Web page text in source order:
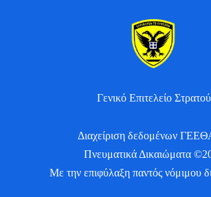
Γενικό Επιτελείο Στρατού
Διαχείριση δεδομένων
Πνευματικά Δικαιώματα
Με την επιφύλαξη παντός νόμιμου